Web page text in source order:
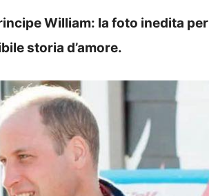
William: la foto inedita per
storia d’amore.